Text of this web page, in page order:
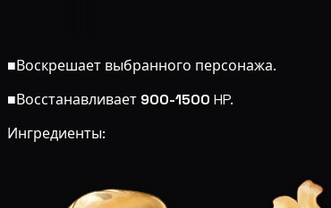
■Воскрешает выбранного персонажа.
■Восстанавливает 900-1500 HP.
Ингредиенты: